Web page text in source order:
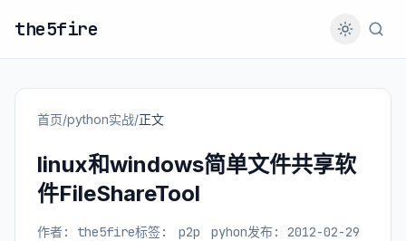
the5fire
首页/python实战/正文
linux和windows简单文件共享软
件FileShareTool
作者: the5fire标签: p2p pyhon发布: 2012-02-29